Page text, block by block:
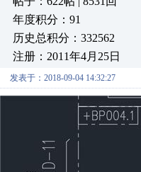
年度积分：91
历史总积分：332562
注册：2011年4月25日
发表于：2018-09-04 14:32:27